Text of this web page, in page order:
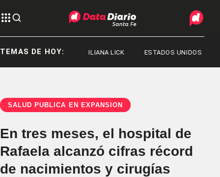
TEMAS DE HOY:
JORGE MESSI ILIANA LICK ESTADOS UNIDOS
SALUD PÚBLICA EN EXPANSIÓN
En tres meses, el hospital de
Rafaela alcanzó cifras récord
de nacimientos y cirugías